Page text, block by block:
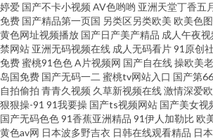
站AV 国产探花第一页 美女影院 瑟瑟视频网站 伊人
热床豆 免费黄色影视 熟妇ea87av 影音先锋人妻 99
美女网站 欧美孕妇性爱一区 天天日夜夜爽 在线视频
爽又黄A片 欧美剧在线观看 婷婷色黑料91 91tv短视
婷爱 国产不卡小视频 AV色哟哟 亚洲天堂丁香五
免费 国产精品第一页国 另类区另类欧美 欧美色
黄色网址视频播放 国产日产美产精品 成人午夜视
禁网站 亚洲无码视频在线 成人无码看片91原创
免费蜜桃91色色A片视频网 国产自在线操欧美
岛国免费 国产无码一二 蜜桃tv网站入口 国产第
自拍偷拍 青青久视频 久草新视频在线激情深爱
狠狠操-91 91我要操 国产ts视频网站 国产美女视
国产无码色色91香蕉亚洲精品 91伊人加勒比 欧
黄色av网 日本波多野吉衣 日韩在线观看精品 日